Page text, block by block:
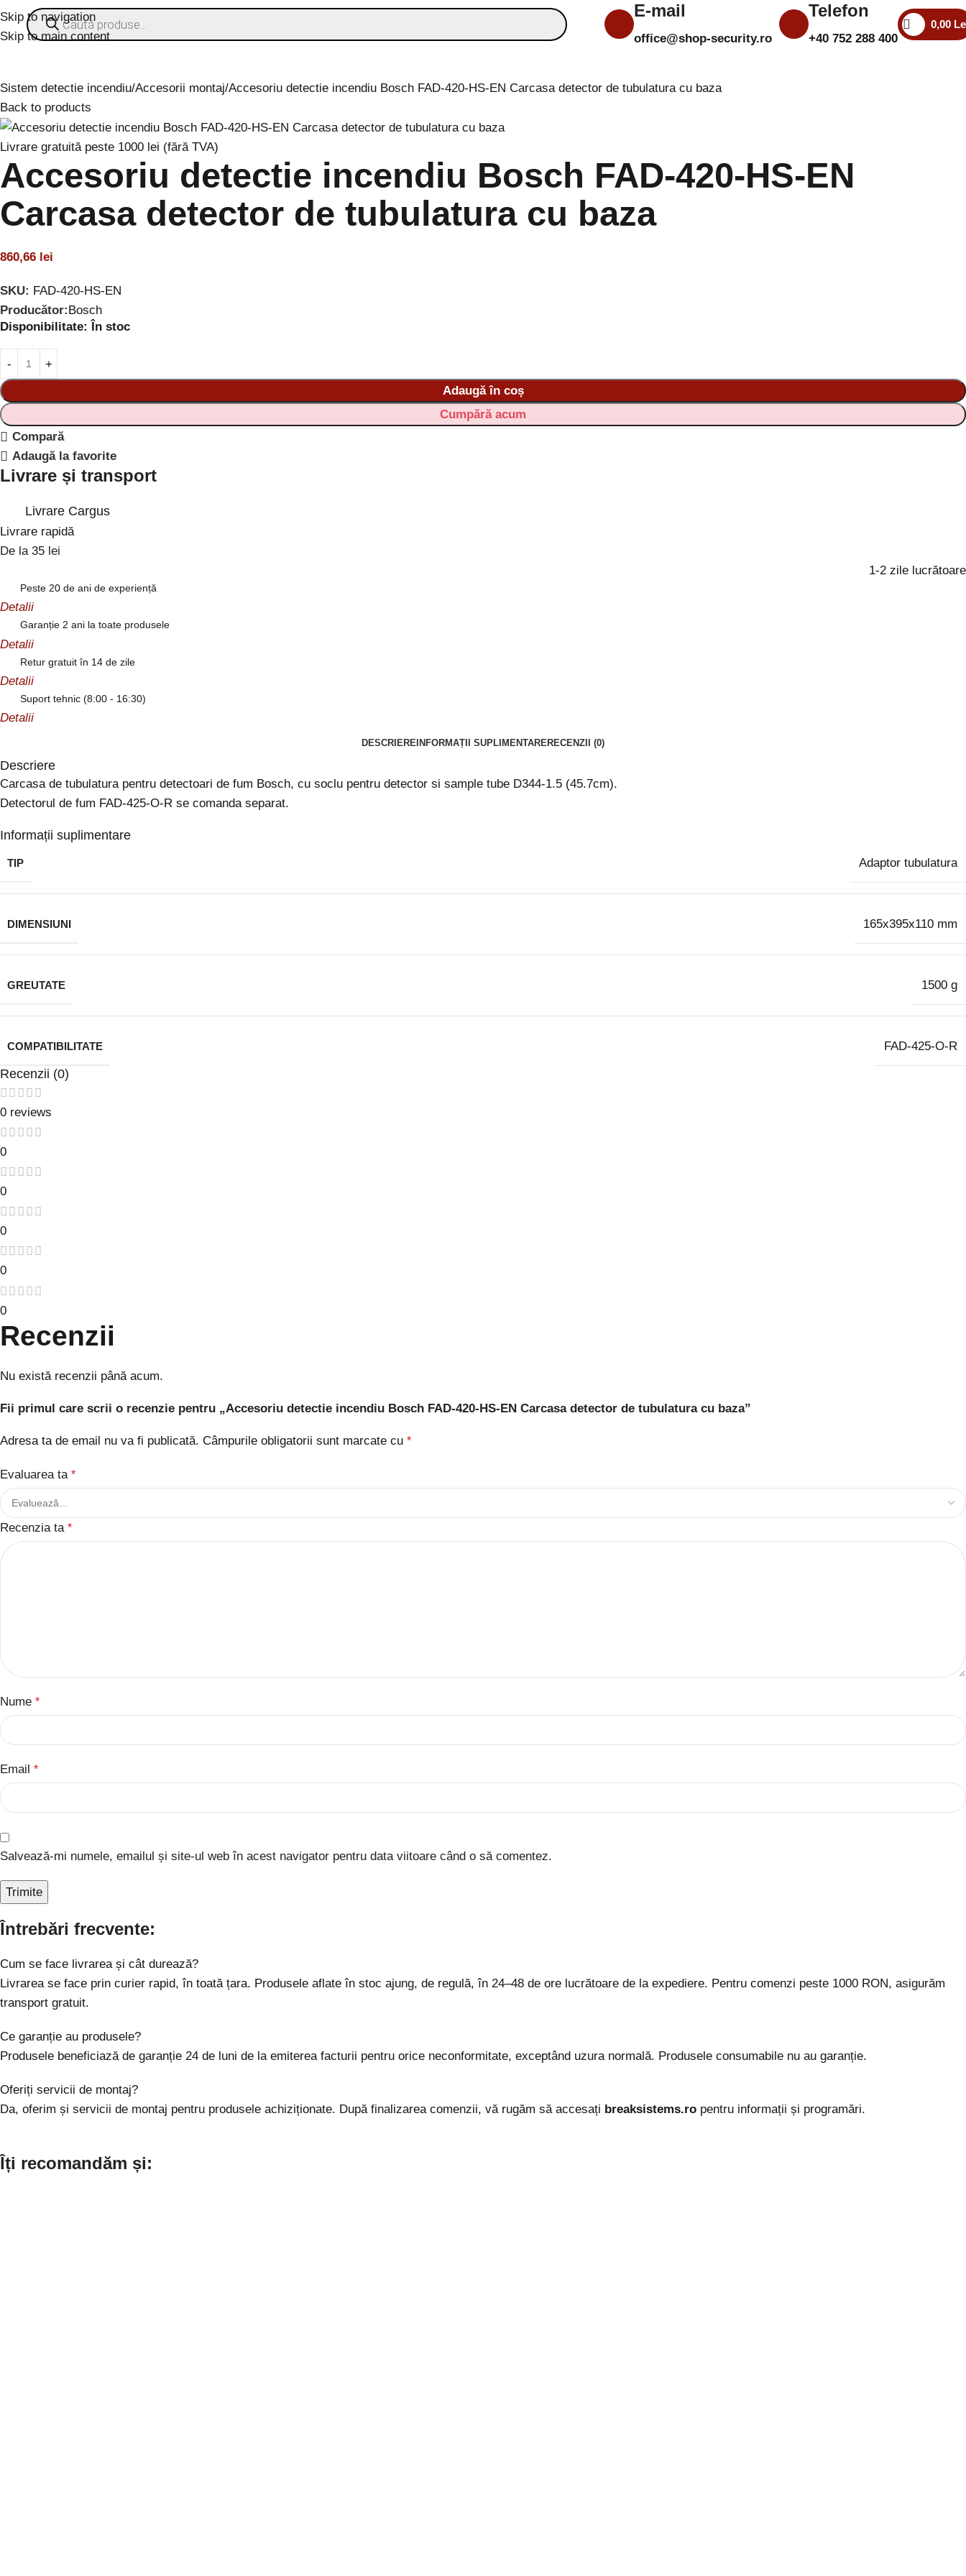
Skip to navigation
Skip to main content
E-mail
office@shop-security.ro
Telefon
+40 752 288 400
0,00
Sistem detectie incendiu Accesorii montaj Accesoriu detectie incendiu Bosch FAD-420-HS-EN Carcasa detector de tubulatura cu baza
Back to products
Livrare gratuită peste 1000 lei (fără TVA)
Accesoriu detectie incendiu Bosch FAD-420-HS-EN
Carcasa detector de tubulatura cu baza
860,66 lei
SKU: FAD-420-HS-EN
Producător:Bosch
Disponibilitate: În stoc
Adaugă în coș
Cumpără acum
Compară
Adaugă la favorite
Livrare și transport
Livrare Cargus
Livrare rapidă
De la 35 lei
1-2 zile lucrătoare
Peste 20 de ani de experiență
Detalii
Garanție 2 ani la toate produsele
Detalii
Retur gratuit în 14 de zile
Detalii
Suport tehnic (8:00 - 16:30)
Detalii
DESCRIEREINFORMAȚII SUPLIMENTARERECENZII (0)
Descriere
Carcasa de tubulatura pentru detectoari de fum Bosch, cu soclu pentru detector si sample tube D344-1.5 (45.7cm).
Detectorul de fum FAD-425-O-R se comanda separat.
Informații suplimentare
TIP Adaptor tubulatura
DIMENSIUNI 165x395x110 mm
GREUTATE 1500 g
COMPATIBILITATE FAD-425-O-R
Recenzii (0)
0 reviews
0
0
0
0
0
Recenzii
Nu există recenzii până acum.
Fii primul care scrii o recenzie pentru „Accesoriu detectie incendiu Bosch FAD-420-HS-EN Carcasa detector de tubulatura cu baza”
Adresa ta de email nu va fi publicată. Câmpurile obligatorii sunt marcate cu *
Evaluarea ta *
Recenzia ta *
Nume *
Email *
Salvează-mi numele, emailul și site-ul web în acest navigator pentru data viitoare când o să comentez.
Întrebări frecvente:
Cum se face livrarea și cât durează?
Livrarea se face prin curier rapid, în toată țara. Produsele aflate în stoc ajung, de regulă, în 24–48 de ore lucrătoare de la expediere. Pentru comenzi peste 1000 RON, asigurăm
transport gratuit.
Ce garanție au produsele?
Produsele beneficiază de garanție 24 de luni de la emiterea facturii pentru orice neconformitate, exceptând uzura normală. Produsele consumabile nu au garanție.
Oferiți servicii de montaj?
Da, oferim și servicii de montaj pentru produsele achiziționate. După finalizarea comenzii, vă rugăm să accesați breaksistems.ro pentru informații și programări.
Îți recomandăm și: